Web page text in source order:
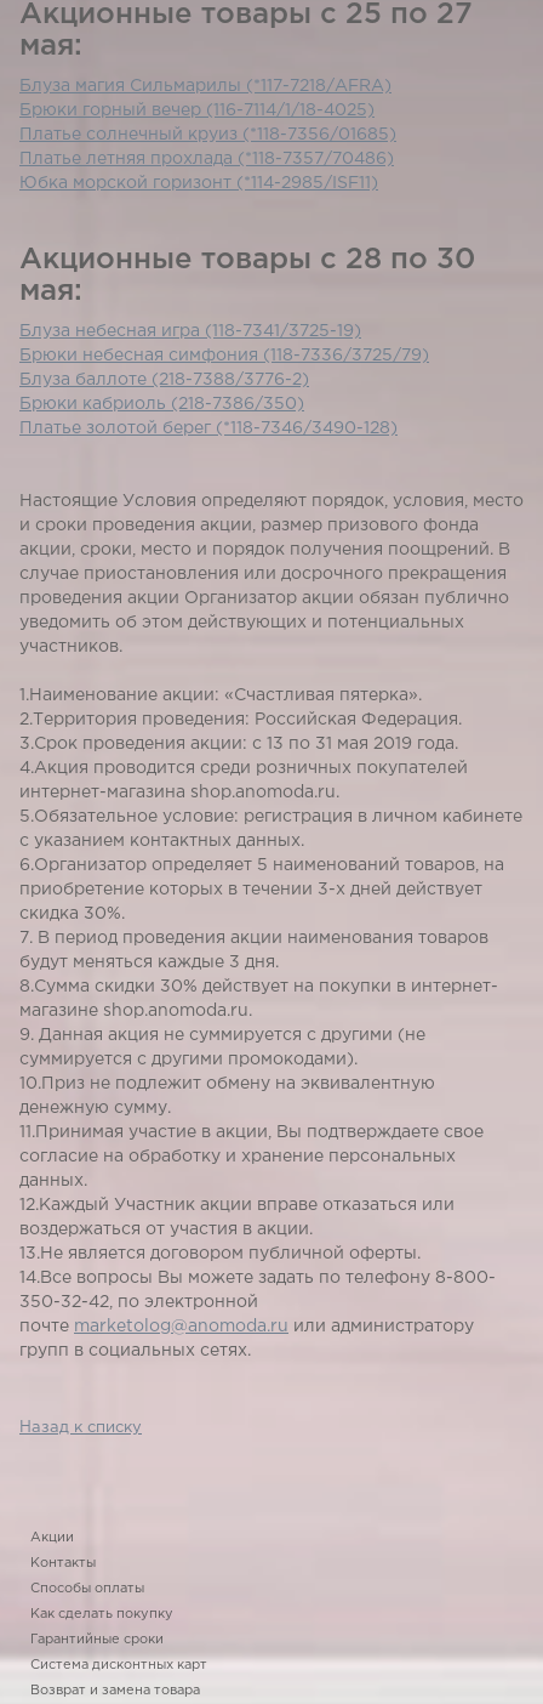
Акционные товары с 25 по 27
мая:
Блуза магия Сильмарилы (*117-7218/AFRA)
Брюки горный вечер (116-7114/1/18-4025)
Платье солнечный круиз (*118-7356/01685)
Платье летняя прохлада (*118-7357/70486)
Юбка морской горизонт (*114-2985/ISF11)
Акционные товары с 28 по 30
мая:
Блуза небесная игра (118-7341/3725-19)
Брюки небесная симфония (118-7336/3725/79)
Блуза баллоте (218-7388/3776-2)
Брюки кабриоль (218-7386/350)
Платье золотой берег (*118-7346/3490-128)
Настоящие Условия определяют порядок, условия, место
и сроки проведения акции, размер призового фонда
акции, сроки, место и порядок получения поощрений. В
случае приостановления или досрочного прекращения
проведения акции Организатор акции обязан публично
уведомить об этом действующих и потенциальных
участников.
1.Наименование акции: «Счастливая пятерка».
2.Территория проведения: Российская Федерация.
3.Срок проведения акции: с 13 по 31 мая 2019 года.
4.Акция проводится среди розничных покупателей
интернет-магазина shop.anomoda.ru.
5.Обязательное условие: регистрация в личном кабинете
с указанием контактных данных.
6.Организатор определяет 5 наименований товаров, на
приобретение которых в течении 3-х дней действует
скидка 30%.
7. В период проведения акции наименования товаров
будут меняться каждые 3 дня.
8.Сумма скидки 30% действует на покупки в интернет-
магазине shop.anomoda.ru.
9. Данная акция не суммируется с другими (не
суммируется с другими промокодами).
10.Приз не подлежит обмену на эквивалентную
денежную сумму.
11.Принимая участие в акции, Вы подтверждаете свое
согласие на обработку и хранение персональных
данных.
12.Каждый Участник акции вправе отказаться или
воздержаться от участия в акции.
13.Не является договором публичной оферты.
14.Все вопросы Вы можете задать по телефону 8-800-
350-32-42, по электронной
почте marketolog@anomoda.ru или администратору
групп в социальных сетях.
Назад к списку
Акции
Контакты
Способы оплаты
Как сделать покупку
Гарантийные сроки
Система дисконтных карт
Возврат и замена товара